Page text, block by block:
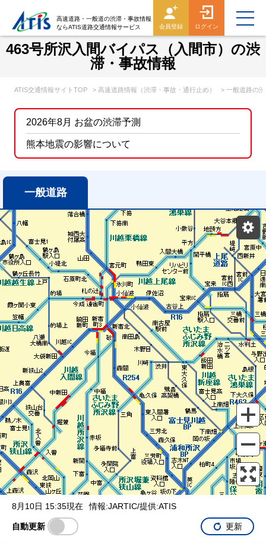
高速道路・一般道の渋滞・事故情報
ならATIS道路交通情報サービス
会員登録 ログイン
463号所沢入間バイパス（入間市）の渋
滞・事故情報
ATIS交通情報サイトTOP > 高速道路情報（渋滞・事故・通行止め） > 一般道路の
2026年8月 お盆の渋滞予測
熊本地震の影響について
一般道路
表示設定
混雑 渋滞 通行止め
チェーン規制等
調整中
規制情報
事故 規制 通行止め
8月10日 15:35現在 情報:JARTIC/提供:ATIS
自動更新 更新